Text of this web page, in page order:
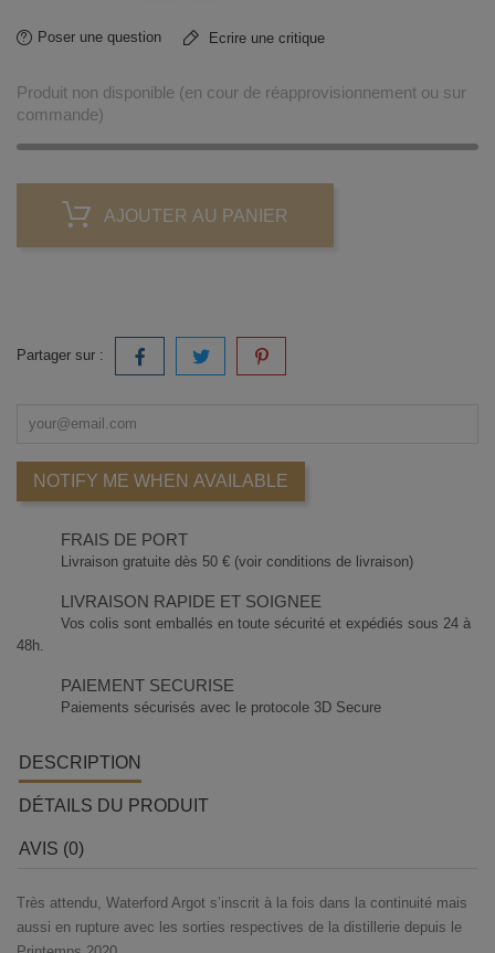
Poser une question Ecrire une critique
Produit non disponible (en cour de réapprovisionnement ou sur
commande)
AJOUTER AU PANIER
Partager sur :
NOTIFY ME WHEN AVAILABLE
FRAIS DE PORT
Livraison gratuite dès 50 € (voir conditions de livraison)
LIVRAISON RAPIDE ET SOIGNEE
Vos colis sont emballés en toute sécurité et expédiés sous 24 à
48h.
PAIEMENT SECURISE
Paiements sécurisés avec le protocole 3D Secure
DESCRIPTION
DÉTAILS DU PRODUIT
AVIS (0)
Très attendu, Waterford Argot s’inscrit à la fois dans la continuité mais
aussi en rupture avec les sorties respectives de la distillerie depuis le